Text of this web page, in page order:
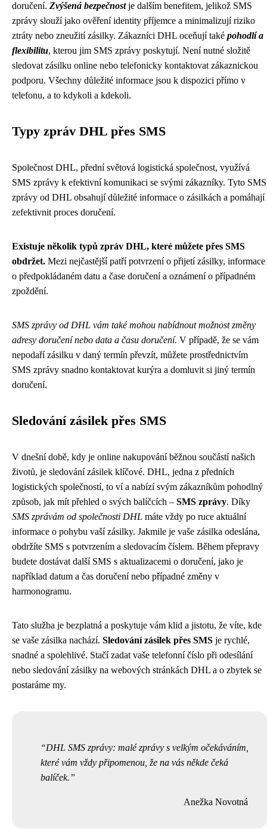
doručení. Zvýšená bezpečnostje dalším benefitem, jelikož SMS
zprávy slouží jako ověření identity příjemce a minimalizují riziko
ztráty nebo zneužití zásilky. Zákazníci DHL oceňují také pohodlí a
flexibilitu, kterou jim SMS zprávy poskytují. Není nutné složitě
sledovat zásilku online nebo telefonicky kontaktovat zákaznickou
podporu. Všechny důležité informace jsou k dispozici přímo v
telefonu, a to kdykoli a kdekoli.
Typy zpráv DHL přes SMS
Společnost DHL, přední světová logistická společnost, využívá
SMS zprávy k efektivní komunikaci se svými zákazníky. Tyto SMS
zprávy od DHL obsahují důležité informace o zásilkách a pomáhají
zefektivnit proces doručení.
Existuje několik typů zpráv DHL, které můžete přes SMS
obdržet. Mezi nejčastější patří potvrzení o přijetí zásilky, informace
o předpokládaném datu a čase doručení a oznámení o případném
zpoždění.
SMS zprávy od DHL vám také mohou nabídnout možnost změny
adresy doručení nebo data a času doručení. V případě, že se vám
nepodaří zásilku v daný termín převzít, můžete prostřednictvím
SMS zprávy snadno kontaktovat kurýra a domluvit si jiný termín
doručení.
Sledování zásilek přes SMS
V dnešní době, kdy je online nakupování běžnou součástí našich
životů, je sledování zásilek klíčové. DHL, jedna z předních
logistických společností, to ví a nabízí svým zákazníkům pohodlný
způsob, jak mít přehled o svých balíčcích – SMS zprávy. Díky
SMS zprávám od společnosti DHL máte vždy po ruce aktuální
informace o pohybu vaší zásilky. Jakmile je vaše zásilka odeslána,
obdržíte SMS s potvrzením a sledovacím číslem. Během přepravy
budete dostávat další SMS s aktualizacemi o doručení, jako je
například datum a čas doručení nebo případné změny v
harmonogramu.
Tato služba je bezplatná a poskytuje vám klid a jistotu, že víte, kde
se vaše zásilka nachází. Sledování zásilek přes SMS je rychlé,
snadné a spolehlivé. Stačí zadat vaše telefonní číslo při odesílání
nebo sledování zásilky na webových stránkách DHL a o zbytek se
postaráme my.
DHL SMS zprávy: malé zprávy s velkým očekáváním,
které vám vždy připomenou, že na vás někde čeká
balíček.
Anežka Novotná